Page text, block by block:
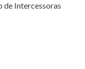
de Intercessoras